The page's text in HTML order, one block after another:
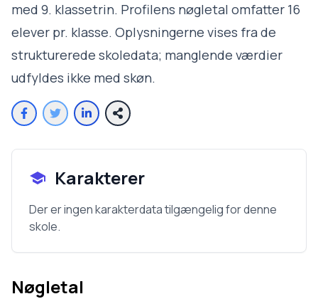
med 9. klassetrin. Profilens nøgletal omfatter 16
elever pr. klasse. Oplysningerne vises fra de
strukturerede skoledata; manglende værdier
udfyldes ikke med skøn.
Karakterer
Der er ingen karakterdata tilgængelig for denne
skole.
Nøgletal